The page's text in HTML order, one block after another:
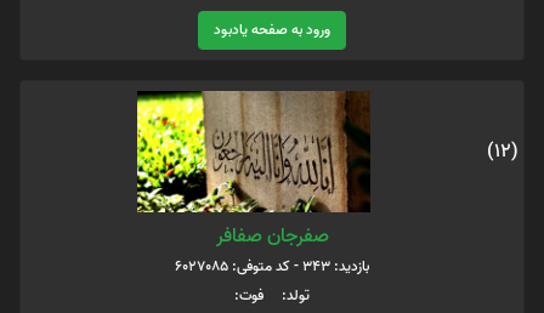
ورود به صفحه یادبود
(12)
صفرجان صفافر
بازدید: 343 - کد متوفی: 6027085
تولد: فوت: